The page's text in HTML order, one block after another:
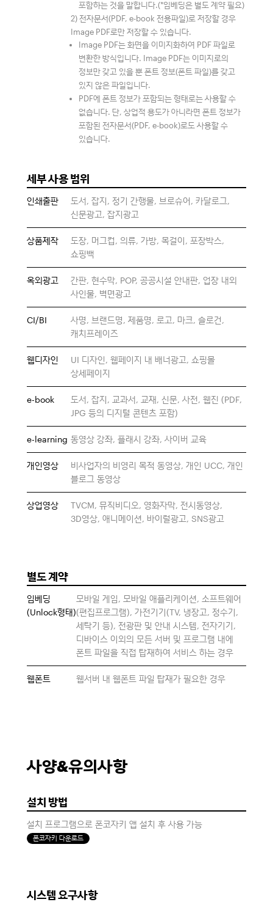
포함하는 것을 말합니다.(*임베딩은 별도 계약 필요)
2) 전자문서(PDF, e-book 전용파일)로 저장할 경우
Image PDF로만 저장할 수 있습니다.
Image PDF는 화면을 이미지화하여 PDF 파일로
변환한 방식입니다. Image PDF는 이미지로의
정보만 갖고 있을 뿐 폰트 정보(폰트 파일)를 갖고
있지 않은 파일입니다.
PDF에 폰트 정보가 포함되는 형태로는 사용할 수
없습니다. 단, 상업적 용도가 아니라면 폰트 정보가
포함된 전자문서(PDF, e-book)로도 사용할 수
있습니다.
세부 사용 범위
인쇄출판
도서, 잡지, 정기 간행물, 브로슈어, 카달로그,
신문광고, 잡지광고
상품제작
도장, 머그컵, 의류, 가방, 목걸이, 포장박스,
쇼핑백
옥외광고
간판, 현수막, POP, 공공시설 안내판, 업장 내외
사인물, 벽면광고
CI/BI
사명, 브랜드명, 제품명, 로고, 마크, 슬로건,
캐치프레이즈
웹디자인
UI 디자인, 웹페이지 내 배너광고, 쇼핑몰
상세페이지
e-book
도서, 잡지, 교과서, 교재, 신문, 사전, 웹진 (PDF,
JPG 등의 디지털 콘텐츠 포함)
e-learning 동영상 강좌, 플래시 강좌, 사이버 교육
개인영상
비사업자의 비영리 목적 동영상, 개인 UCC, 개인
블로그 동영상
상업영상
TVCM, 뮤직비디오, 영화자막, 전시동영상,
3D영상, 애니메이션, 바이럴광고, SNS광고
별도 계약
임베딩
(Unlock형태)
모바일 게임, 모바일 애플리케이션, 소프트웨어
(편집프로그램), 가전기기(TV, 냉장고, 정수기,
세탁기 등), 전광판 및 안내 시스템, 전자기기,
디바이스 이외의 모든 서버 및 프로그램 내에
폰트 파일을 직접 탑재하여 서비스 하는 경우
웹폰트 웹서버 내 웹폰트 파일 탑재가 필요한 경우
사양&유의사항
설치 방법
설치 프로그램으로 폰코자키 앱 설치 후 사용 가능
폰코자키 다운로드
시스템 요구사항